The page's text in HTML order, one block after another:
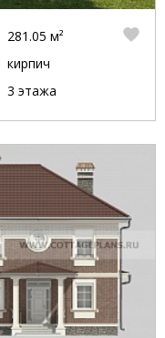
281.05 м²
кирпич
3 этажа